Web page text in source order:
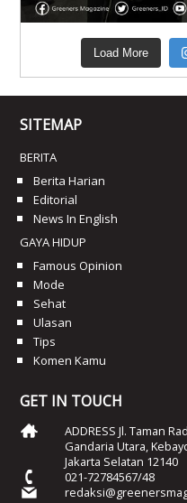
Load More
SITEMAP
BERITA
Berita Harian
Editorial
News In English
GAYA HIDUP
Famous Opinion
Mode
Sehat
Ulasan
Tips
Komen Kamu
GET IN TOUCH
ADDRESS Jl. Taman
Gandaria Utara,
Jakarta Selatan 12140
021-72784567/48